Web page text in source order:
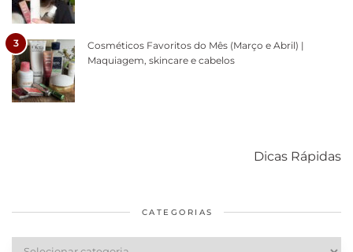
3
Cosméticos Favoritos do Mês (Março e Abril) |
Maquiagem, skincare e cabelos
Dicas Rápidas
diários
cabelos
CATEGORIAS
Categorias